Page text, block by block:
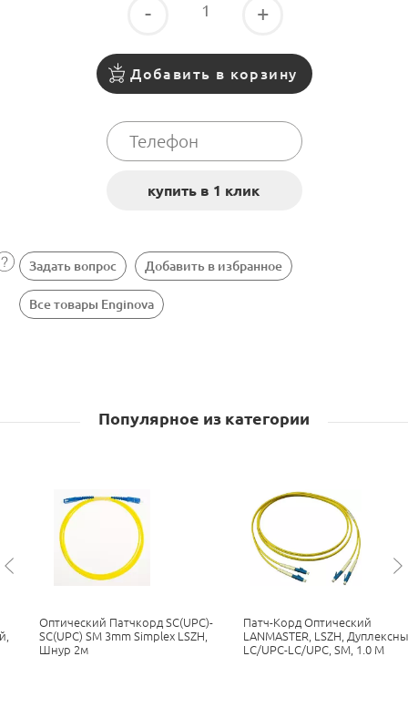
- +
Добавить в корзину
Задать вопрос Добавить в избранное
Все товары Enginova
Популярное из категории
Оптический Патчкорд SC(UPC)-
SC(UPC) SM 3mm Simplex LSZH,
Шнур 2м
Патч-Корд Оптический
LANMASTER, LSZH,
LC/UPC-LC/UPC, SM, 1.0 М